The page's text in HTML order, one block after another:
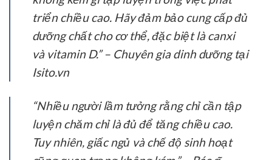
triển chiều cao. Hãy đảm bảo cung cấp đủ
dưỡng chất cho cơ thể, đặc biệt là canxi
và vitamin D.” – Chuyên gia dinh dưỡng tại
Isito.vn
“Nhiều người lầm tưởng rằng chỉ cần tập
luyện chăm chỉ là đủ để tăng chiều cao.
Tuy nhiên, giấc ngủ và chế độ sinh hoạt